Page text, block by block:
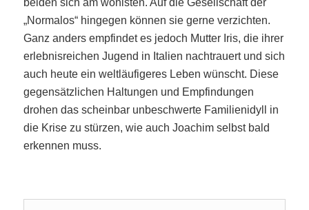
beiden sich am wohlsten. Auf die Gesellschaft der
„Normalos“ hingegen können sie gerne verzichten.
Ganz anders empfindet es jedoch Mutter Iris, die ihrer
erlebnisreichen Jugend in Italien nachtrauert und sich
auch heute ein weltläufigeres Leben wünscht. Diese
gegensätzlichen Haltungen und Empfindungen
drohen das scheinbar unbeschwerte Familienidyll in
die Krise zu stürzen, wie auch Joachim selbst bald
erkennen muss.